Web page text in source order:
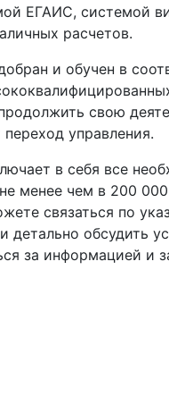
ЕГАИС, системой
расчетов.
и обучен в
свою
управления.
в себя все
менее чем в 200
связаться по
детально обсудить
за информацией и